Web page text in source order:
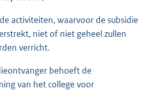
activiteiten, waarvoor de subsidie
niet of niet geheel zullen
verricht.
behoeft de
van het college voor